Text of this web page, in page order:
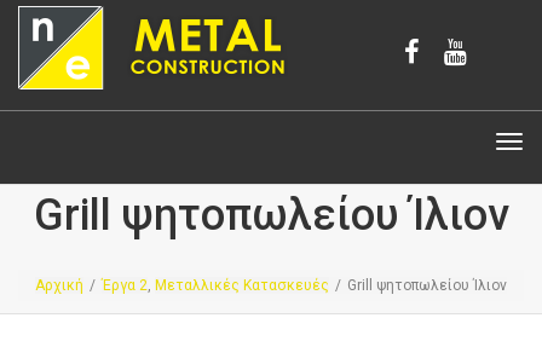
Grill ψητοπωλείου Ίλιον
Αρχική / Έργα 2, Μεταλλικές Κατασκευές / Grill ψητοπωλείου Ίλιον